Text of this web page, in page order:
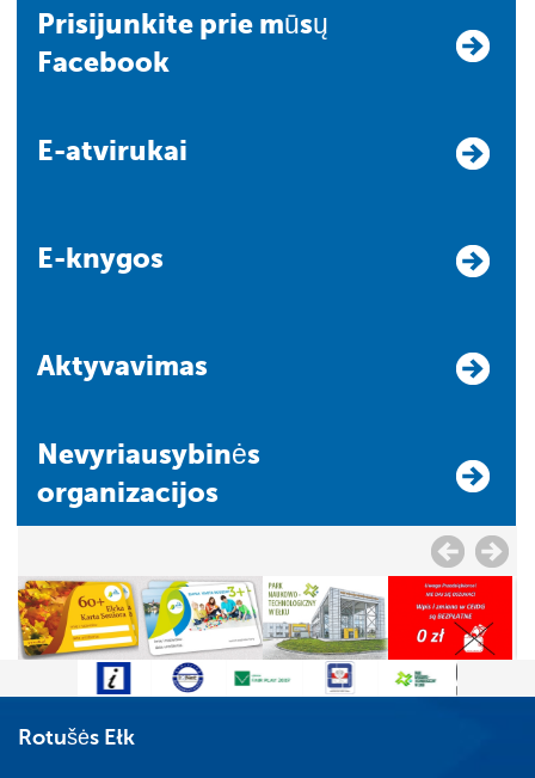
Prisijunkite prie mūsų
Facebook
E-atvirukai
E-knygos
Aktyvavimas
Nevyriausybinės
organizacijos
Rotušės Ełk